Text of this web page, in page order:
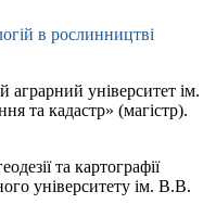
в рослинництві
аграрний університет ім.
та кадастр» (магістр).
та картографії
університету ім. В.В.